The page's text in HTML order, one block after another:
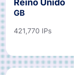
Reino Unido
GB
421,770 IPs